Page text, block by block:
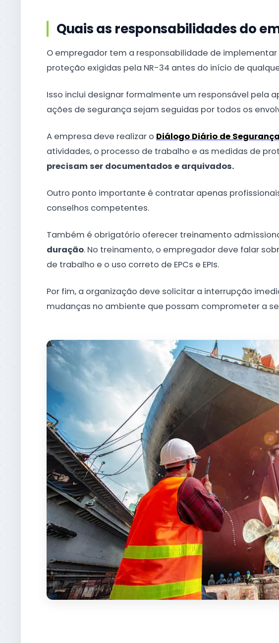
Quais as responsabilidades do
O empregador tem a responsabilidade de
proteção exigidas pela NR-34 antes do início de
Isso inclui designar formalmente um responsável pela
ações de segurança sejam seguidas por todos os
A empresa deve realizar o Diálogo Diário de
atividades, o processo de trabalho e as medidas de
precisam ser documentados e arquivados.
Outro ponto importante é contratar apenas
conselhos competentes.
Também é obrigatório oferecer treinamento
duração. No treinamento, o empregador deve falar
de trabalho e o uso correto de EPCs e EPIs.
Por fim, a organização deve solicitar a interrupção
mudanças no ambiente que possam comprometer a